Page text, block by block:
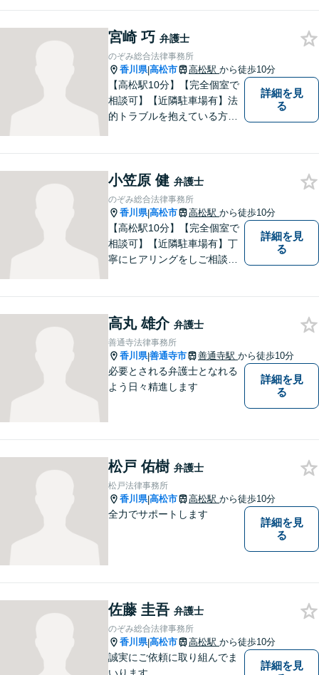
供します。
宮崎 巧 弁護士
のぞみ総合法律事務所
香川県|高松市 高松駅 から徒歩10分
【高松駅10分】【完全個室で
相談可】【近隣駐車場有】法
的トラブルを抱えている方の
ます。お悩みの方はぜひご相
談にいらしてください。
詳細を見
る
小笠原 健 弁護士
のぞみ総合法律事務所
香川県|高松市 高松駅 から徒歩10分
【高松駅10分】【完全個室で
相談可】【近隣駐車場有】丁
寧にヒアリングをしご相談者
しています。お悩みの方はぜ
ひご相談ください。
詳細を見
る
高丸 雄介 弁護士
善通寺法律事務所
香川県|善通寺市 善通寺駅 から徒歩10分
必要とされる弁護士となれる
よう日々精進します
詳細を見
る
松戸 佑樹 弁護士
松戸法律事務所
香川県|高松市 高松駅 から徒歩10分
全力でサポートします
詳細を見
る
佐藤 圭吾 弁護士
のぞみ総合法律事務所
香川県|高松市 高松駅 から徒歩10分
誠実にご依頼に取り組んでま
詳細を見